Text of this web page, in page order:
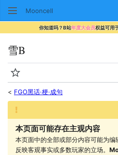
Mooncell
你知道吗？B站年度大会员权益可用
雪B
监视
< FGO黑话·梗·成句
本页面可能存在主观内容
本页面中的全部或部分内容可能为编
反映客观事实或多数玩家的立场。